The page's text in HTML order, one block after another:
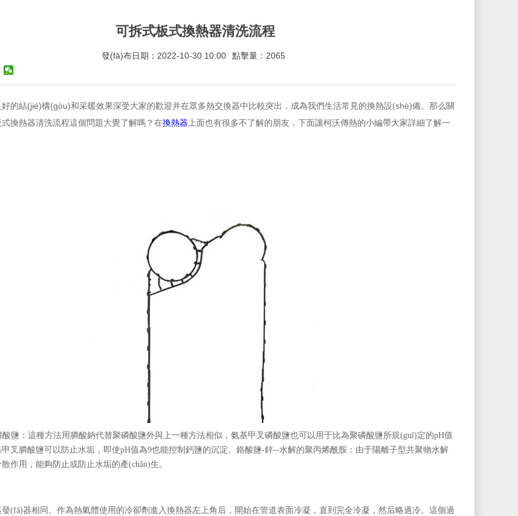
可拆式板式換熱器清洗流程
發(fā)布日期：2022-10-30 10:00 點擊量：2065
的結(jié)構(gòu)和采暖效果深受大家的歡迎并在眾多熱交換器中比較突出，成為我們生活常見的換熱設(shè)備。那么關
熱器清洗流程這個問題大覺了解嗎？在換熱器 上面也有很多不了解的朋友，下面讓柯沃傳熱的小編帶大家詳細了解一
鹽：這種方法用膦酸鈉代替聚磷酸鹽外與上一種方法相似，氨基甲叉磷酸鹽也可以用于比為聚磷酸鹽所規(guī)定的pH值
叉膦酸鹽可以防止水垢，即使pH值為9也能控制鈣鹽的沉淀。鉻酸鹽-鋅--水解的聚丙烯酰胺：由于陽離子型共聚物水解
用，能夠防止或防止水垢的產(chǎn)生。
(fā)器相同。作為熱氣體使用的冷卻劑進入換熱器左上角后，開始在管道表面冷凝，直到完全冷凝，然后略過冷。這個過